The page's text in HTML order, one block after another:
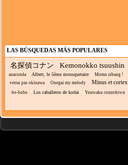
LAS BÚSQUEDAS MÁS POPULARES
名探偵コナン Kemonokko tsuushin
anaconda Albert, le 5ème mousquetaire Mirmo zibang !
verrai pas okinawa Onegai my melody Minus et cortex
bo-bobo Los caballeros de kodai Yuuwaku countdown